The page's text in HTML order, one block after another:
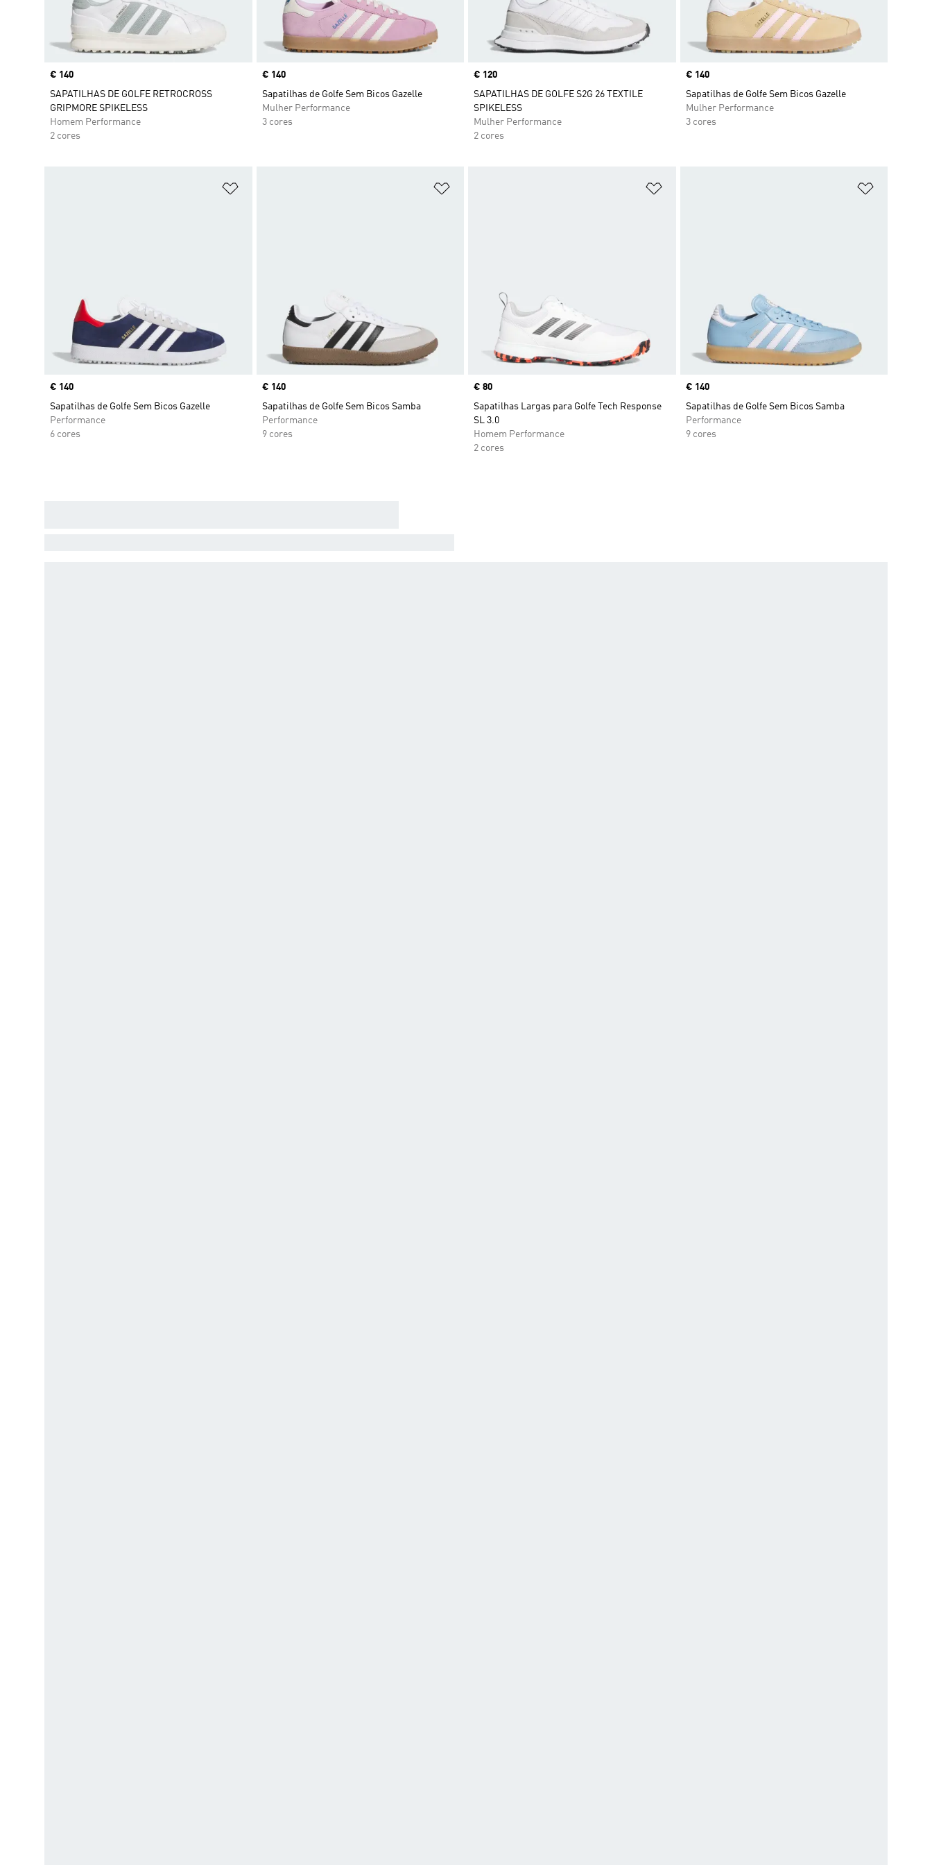
Price
€ 140
SAPATILHAS DE GOLFE RETROCROSS
GRIPMORE SPIKELESS
Homem Performance
2 cores
Price
€ 140
Sapatilhas de Golfe Sem Bicos Gazelle
Mulher Performance
3 cores
Price
€ 120
SAPATILHAS DE GOLFE S2G 26 TEXTILE
SPIKELESS
Mulher Performance
2 cores
Price
€ 140
Sapatilhas de Golfe Sem Bicos Gazelle
Mulher Performance
3 cores
Price
€ 140
Sapatilhas de Golfe Sem Bicos Gazelle
Performance
6 cores
Price
€ 140
Sapatilhas de Golfe Sem Bicos Samba
Performance
9 cores
Price
€ 80
Sapatilhas Largas para Golfe Tech Response
SL 3.0
Homem Performance
2 cores
Price
€ 140
Sapatilhas de Golfe Sem Bicos Samba
Performance
9 cores